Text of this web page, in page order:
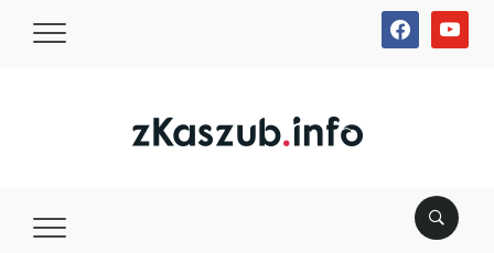
facebookyoutube